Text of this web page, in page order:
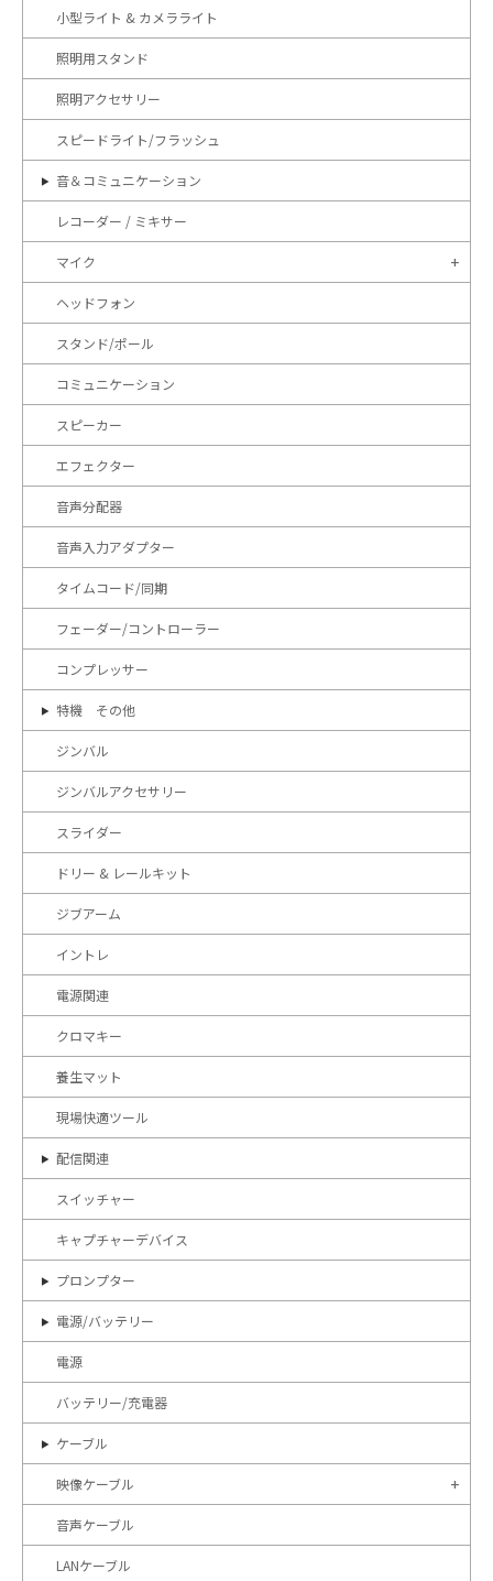
小型ライト & カメラライト
照明用スタンド
照明アクセサリー
スピードライト/フラッシュ
音＆コミュニケーション
レコーダー / ミキサー
マイク
ヘッドフォン
スタンド/ポール
コミュニケーション
スピーカー
エフェクター
音声分配器
音声入力アダプター
タイムコード/同期
フェーダー/コントローラー
コンプレッサー
特機 その他
ジンバル
ジンバルアクセサリー
スライダー
ドリー & レールキット
ジブアーム
イントレ
電源関連
クロマキー
養生マット
現場快適ツール
配信関連
スイッチャー
キャプチャーデバイス
プロンプター
電源/バッテリー
電源
バッテリー/充電器
ケーブル
映像ケーブル
音声ケーブル
LANケーブル